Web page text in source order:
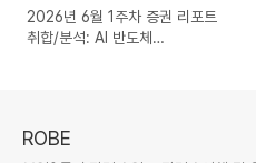
2026년 6월 1주차 증권 리포트
취합/분석: AI 반도체
ROBE